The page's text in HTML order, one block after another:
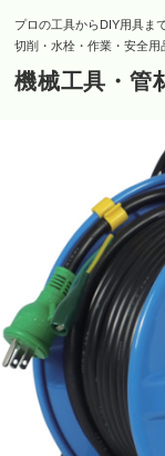
プロの工具からDIY用具ま
切削・水栓・作業・安全用
機械工具・管